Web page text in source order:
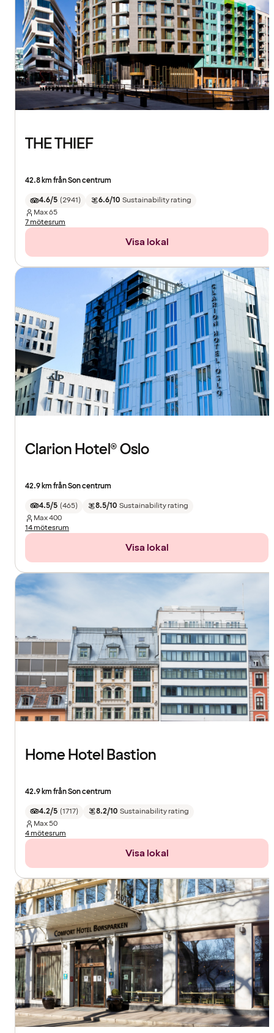
THE THIEF
42.8 km från Son centrum
4.6/5 (2941) 6.6/10 Sustainability rating
Max65
7 mötesrum
Visa lokal
Clarion Hotel® Oslo
42.9 km från Son centrum
4.5/5 (465) 8.5/10 Sustainability rating
Max400
14 mötesrum
Visa lokal
Home Hotel Bastion
42.9 km från Son centrum
4.2/5 (1717) 8.2/10 Sustainability rating
Max50
4 mötesrum
Visa lokal